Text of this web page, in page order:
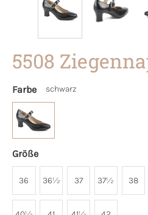
5508
Farbe schwarz
Größe
36 36½ 37 37½ 38